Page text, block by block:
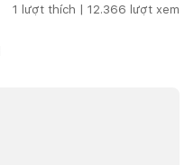
1 lượt thích | 12.366 lượt xem